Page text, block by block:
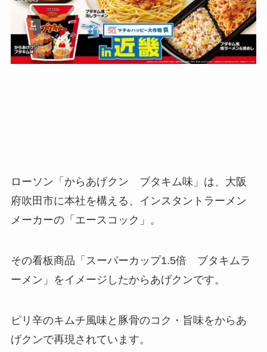
ローソン「からあげクン ブタキム味」は、大阪
府吹田市に本社を構える、インスタントラーメン
メーカーの「エースコック」。
その看板商品「スーパーカップ1.5倍 ブタキムラ
ーメン」をイメージしたからあげクンです。
ピリ辛のキムチ風味と豚骨のコク・旨味をからあ
げクンで再現されています。